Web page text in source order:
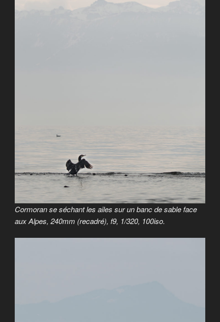
Cormoran se séchant les ailes sur un banc de sable face
aux Alpes, 240mm (recadré), f9, 1/320, 100iso.